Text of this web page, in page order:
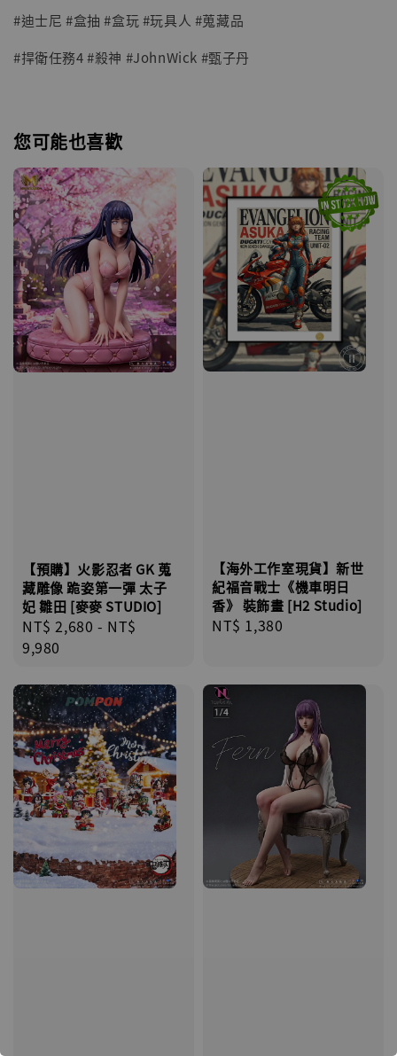
#迪士尼 #盒抽 #盒玩 #玩具人 #蒐藏品
#捍衛任務4 #殺神 #JohnWick #甄子丹
您可能也喜歡
【預購】火影忍者 GK 蒐
藏雕像 跪姿第一彈 太子
妃 雛田 [麥麥 STUDIO]
Regular
price
NT$ 2,680 - NT$
9,980
【海外工作室現貨】新世
紀福音戰士《機車明日
香》 裝飾畫 [H2 Studio]
Regular
NT$ 1,380